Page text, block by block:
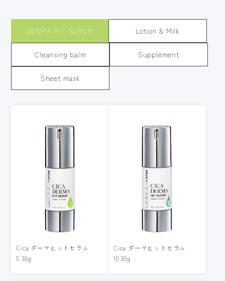
DERMA HIT SERUM Lotion & Milk
Cleansing balm Supplement
Sheet mask
Cica ダーマヒットセラム
5 30g
Cica ダーマヒットセラム
10 30g